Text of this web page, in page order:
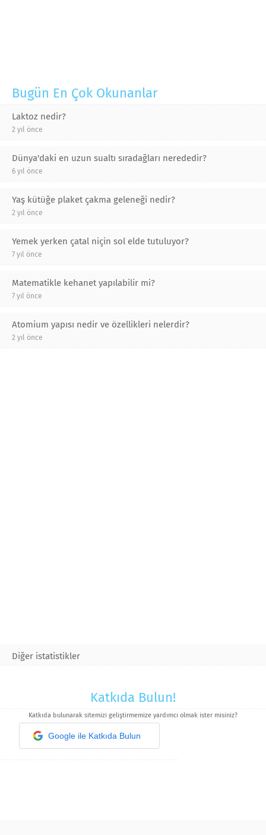
Bugün En Çok Okunanlar
Laktoz nedir?
2 yıl önce
Dünya'daki en uzun sualtı sıradağları nerededir?
6 yıl önce
Yaş kütüğe plaket çakma geleneği nedir?
2 yıl önce
Yemek yerken çatal niçin sol elde tutuluyor?
7 yıl önce
Matematikle kehanet yapılabilir mi?
7 yıl önce
Atomium yapısı nedir ve özellikleri nelerdir?
2 yıl önce
Diğer istatistikler
Katkıda Bulun!
Katkıda bulunarak sitemizi geliştirmemize yardımcı olmak ister misiniz?
Google ile Katkıda Bulun